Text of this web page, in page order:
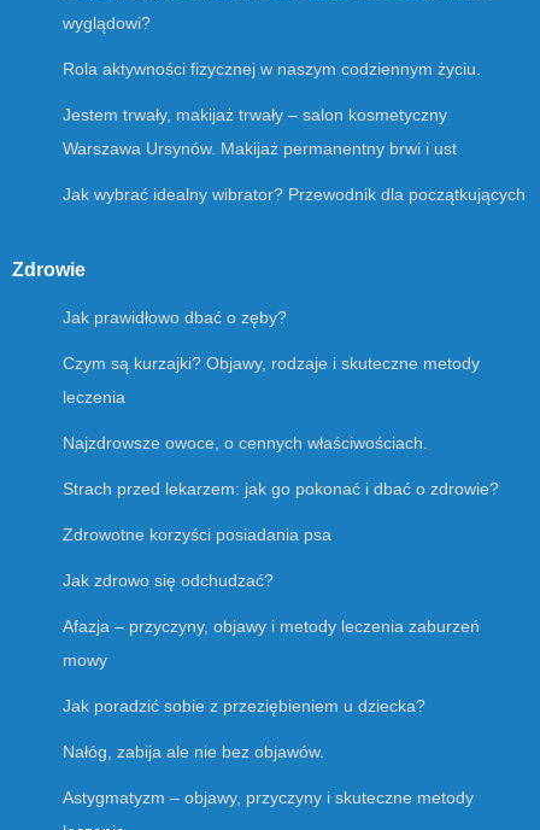
wyglądowi?
Rola aktywności fizycznej w naszym codziennym życiu.
Jestem trwały, makijaż trwały – salon kosmetyczny
Warszawa Ursynów. Makijaż permanentny brwi i ust
Jak wybrać idealny wibrator? Przewodnik dla początkujących
Zdrowie
Jak prawidłowo dbać o zęby?
Czym są kurzajki? Objawy, rodzaje i skuteczne metody
leczenia
Najzdrowsze owoce, o cennych właściwościach.
Strach przed lekarzem: jak go pokonać i dbać o zdrowie?
Zdrowotne korzyści posiadania psa
Jak zdrowo się odchudzać?
Afazja – przyczyny, objawy i metody leczenia zaburzeń
mowy
Jak poradzić sobie z przeziębieniem u dziecka?
Nałóg, zabija ale nie bez objawów.
Astygmatyzm – objawy, przyczyny i skuteczne metody